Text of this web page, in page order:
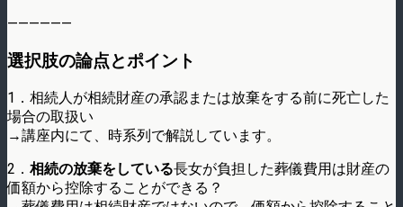
——————
選択肢の論点とポイント
1．相続人が相続財産の承認または放棄をする前に死亡した
場合の取扱い
→講座内にて、時系列で解説しています。
2． 相続の放棄をしている長女が負担した葬儀費用は財産の
価額から控除することができる？